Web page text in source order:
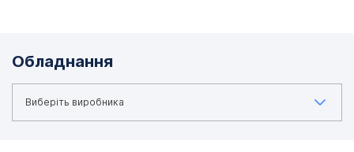
Обладнання